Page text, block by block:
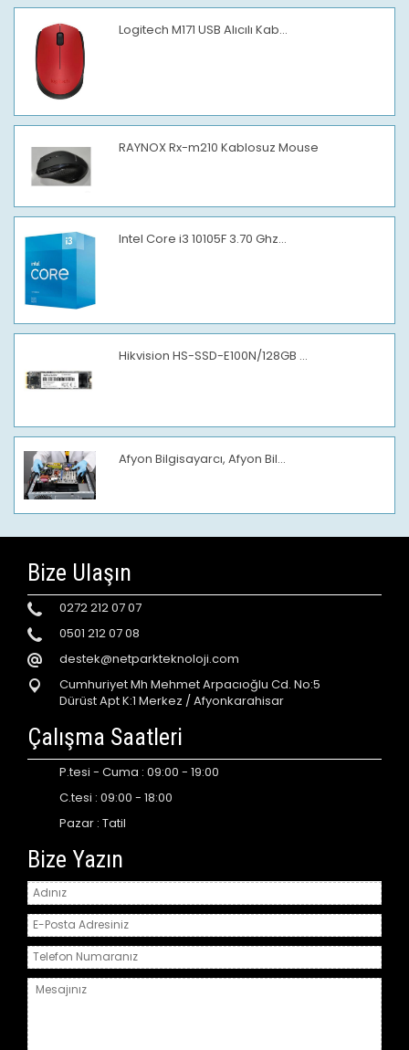
Logitech M171 USB Alıcılı Kab...
RAYNOX Rx-m210 Kablosuz Mouse
Intel Core i3 10105F 3.70 Ghz...
Hikvision HS-SSD-E100N/128GB ...
Afyon Bilgisayarcı, Afyon Bil...
Bize Ulaşın
0272 212 07 07
0501 212 07 08
destek@netparkteknoloji.com
Cumhuriyet Mh Mehmet Arpacıoğlu Cd. No:5
Dürüst Apt K:1 Merkez / Afyonkarahisar
Çalışma Saatleri
P.tesi - Cuma : 09:00 - 19:00
C.tesi : 09:00 - 18:00
Pazar : Tatil
Bize Yazın